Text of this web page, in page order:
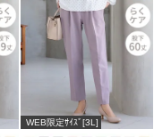
WEB限定ｻｲｽﾞ[3L]